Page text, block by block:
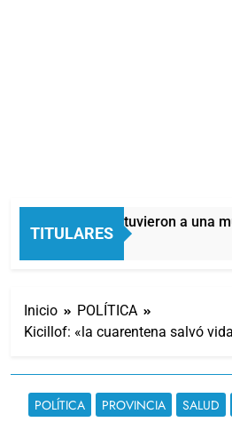
TITULARES
Quilmes: detuvieron a una
10 Horas Atrás
Inicio
POLÍTICA
Kicillof: «la cuarentena salvó
POLÍTICA PROVINCIA SALUD